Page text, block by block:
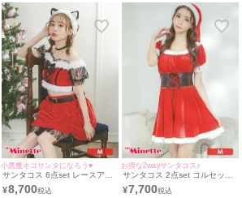
ップス＋スカート＋ベルト](M)
(久保七瀬着用)
＋ワンピース+透明ストラップ
＋グローブ＋ガーターリング]
小悪魔ネコサンタになろう♥
サンタコス 6点set レースアッ
プリボン 猫耳ふわふわ サンタ
コスプレ [帽子+チョーカー＋
¥8,700
お得な2wayサンタコス♪
サンタコス 2点set コルセット
ベルト風ウエスト切替 2wayふ
わふわ サンタ コスプレ [ワン
¥7,700